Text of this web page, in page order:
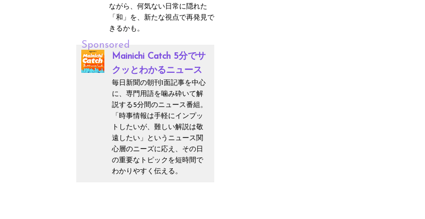
ながら、何気ない日常に隠れた
「和」を、新たな視点で再発見で
きるかも。
Sponsored
Mainichi Catch 5分でサ
クッとわかるニュース
毎日新聞の朝刊1面記事を中心
に、専門用語を噛み砕いて解
説する5分間のニュース番組。
「時事情報は手軽にインプッ
トしたいが、難しい解説は敬
遠したい」というニュース関
心層のニーズに応え、その日
の重要なトピックを短時間で
わかりやすく伝える。